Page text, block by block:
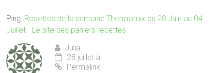
Ping :Recettes de la semaine Thermomix du 28 Juin au 04
Juillet - Le site des paniers recettes
Julia
28 juillet à
Permalink